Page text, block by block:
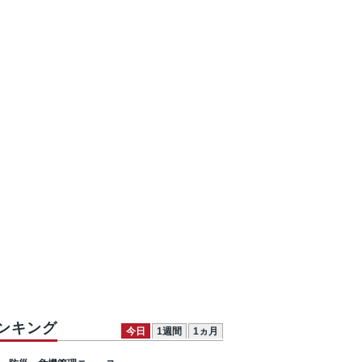
キング 今日 1週間 1ヵ月